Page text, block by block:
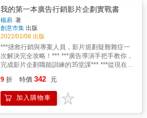
任，反而自甘口拙，拒絕口才訓練，因而往往
錯失了自我成長的機會。 因此，該如何訓練自
己的好口才呢？本書作者教你&hellip;&hellip; &
◎回話的好壞，是一門高深的藝術！ 總是喜歡
帶著先入為主、批判態度說話的人，到哪裡都
不受歡迎；相反地，能夠設身處地為對方著
想，本著同理心的溫暖話語，最能拉近人與人
之間的距離。機智幽默的回話能力，也許會意
外地幫自己的印象加分喔！ 【案例】 據說蘋果
某個工程師碰巧和賈伯斯同搭電梯，賈伯斯問
他的工作內容是什麼？對公司有什麼價值？未
來有什麼計劃？不幸他的答案無法讓賈伯斯滿
意，當場就被解僱了！如果那位工程師懂得簡
研究中心」向廣告先進致敬的口述歷史，包括
三十位在台灣廣告公關業界、學界素有盛名的
先進前輩，他們對廣告公關業及學界的卓越貢
獻及未來期許。 & 不僅他們的寶貴訪談內容能
對有志於廣告產業的同學有引領的作用，也對
於台灣廣告史資料的彙集有著承先啟後的效
果，更能建構及凸顯台灣廣告業界專業技能緊
&hellip;&hellip;只&hellip;&hellip; 傳達「不關心
其他事物，只關心想關心的」的理念。 例：只
溶你口，不溶你手。──MM&rsquo;s巧克力 不
在乎天長地久，只在乎曾經擁有。──Titus（鐵
達時手錶） & 【句型2】不是&hellip;&hellip;，
是&hellip;&hellip; 透過判斷，引導消費者接受
某項理念，而這項理念正是目標受眾的心聲。
例：我不是在等雨停，我是在等你。──情人節
活動文案 不是肚子餓，只是嘴巴很寂寞。──美
事物，表達品牌的訴求與價值觀。 例：全家就
是你家。──全家便利商店 渴望就是力量。
──Pepsi 百事可樂 愛，就是有話好好說。──
我的第一本廣告行銷影片企劃實戰書
楊易 著
創意市集 出版
2022/01/08 出版
***拯救行銷與專案人員，影片規劃疑難雜症一
次解決完全攻略！*** ***廣告導演手把手教你，
完成影片企劃職能訓練的35堂課*** ***從現在開
不夠？時間緊急？老闆難搞？第一次做也不怕
影片開天窗 拍出的影片效果差？成功行銷影片
一定要先有的成功策略 總是想不出好創意嗎？
9 折 特價 342 元
加入購物車